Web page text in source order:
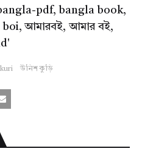
pdf, bangla book,
আমারবই, আমার বই,
উনিশ কুড়ি